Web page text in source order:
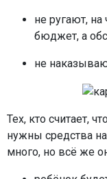
не ругают,
бюджет, а
не
Тех, кто считает,
нужны средства
много, но всё же